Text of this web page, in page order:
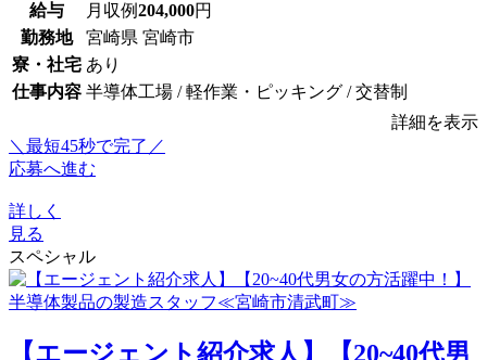
給与 月収例204,000円
勤務地
宮崎県 宮崎市
寮・社宅 あり
仕事内容 半導体工場 / 軽作業・ピッキング / 交替制
詳細を表示
＼最短45秒で完了／
応募へ進む
詳しく
見る
スペシャル
【エージェント紹介求人】【20~40代男